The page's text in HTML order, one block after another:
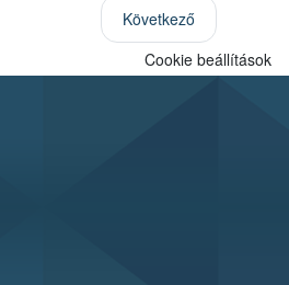
Következő
Cookie beállítások